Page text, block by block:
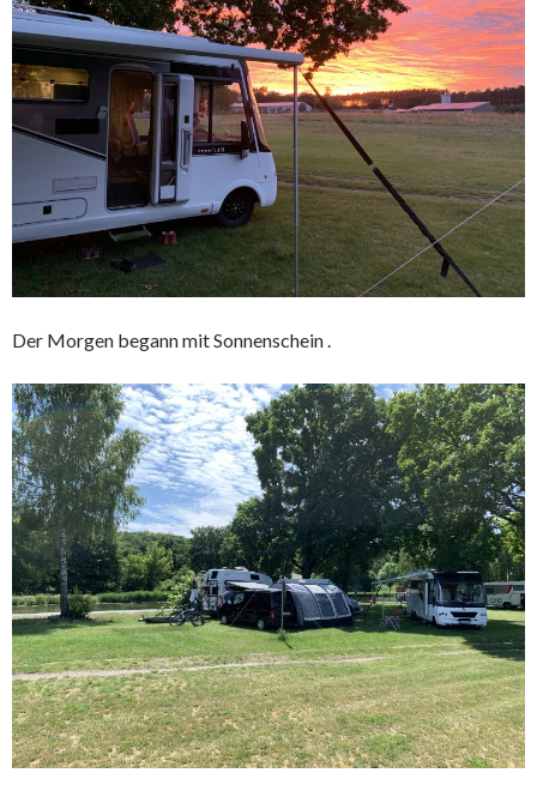
Der Morgen begann mit Sonnenschein .